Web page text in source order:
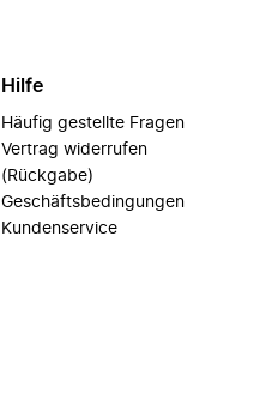
Hilfe
Häufig gestellte Fragen
Vertrag widerrufen
(Rückgabe)
Geschäftsbedingungen
Kundenservice